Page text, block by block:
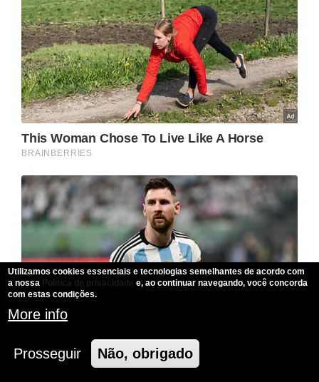
Utilizamos cookies essenciais e tecnologias semelhantes de acordo com
a nossa Politica de privacidade e, ao continuar navegando, você concorda
com estas condições.
More info
Prosseguir Não, obrigado